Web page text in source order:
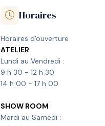
Horaires
Horaires d'ouverture
ATELIER
Lundi au Vendredi :
9 h 30 - 12 h 30
14 h 00 - 17 h 00
SHOW ROOM
Mardi au Samedi :